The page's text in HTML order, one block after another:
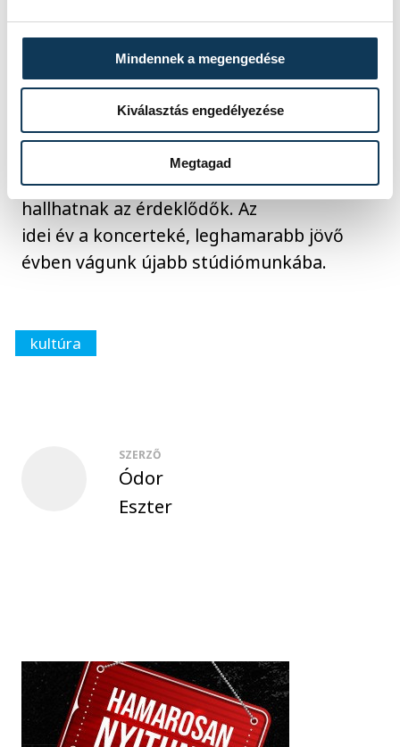
Mindennek a megengedése
Kiválasztás engedélyezése
Megtagad
- Mikor várható az újabb
lemez, és miben lesz más?
KG:Természetesen
folyamatosan születnek új
dalok, amelyeket csak élőben
hallhatnak az érdeklődők. Az
idei év a koncerteké, leghamarabb jövő
évben vágunk újabb stúdiómunkába.
kultúra
SZERZŐ
Ódor
Eszter